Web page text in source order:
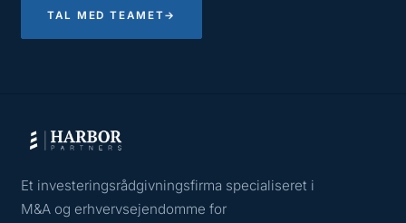
TAL MED TEAMET→
Et investeringsrådgivningsfirma specialiseret i
M&A og erhvervsejendomme for